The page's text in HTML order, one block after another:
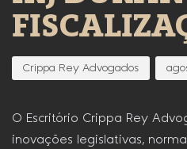
Crippa Rey Advogados
O Escritório Crippa Rey
inovações legislativas,